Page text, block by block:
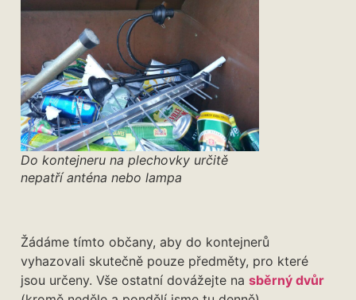
Do kontejneru na plechovky určitě
nepatří anténa nebo lampa
Žádáme tímto občany, aby do kontejnerů
vyhazovali skutečně pouze předměty, pro které
jsou určeny. Vše ostatní dovážejte na sběrný dvůr